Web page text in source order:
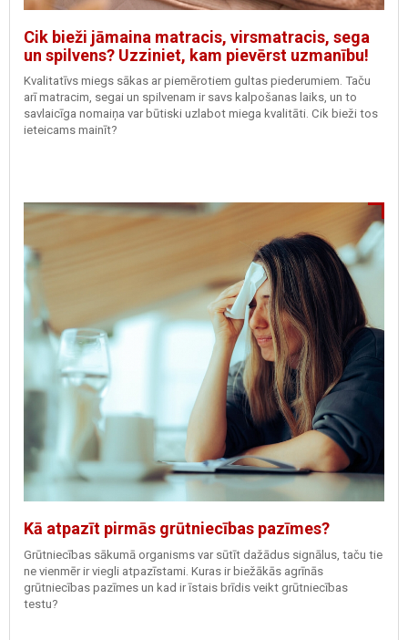
Cik bieži jāmaina matracis, virsmatracis, sega
un spilvens? Uzziniet, kam pievērst uzmanību!
Kvalitatīvs miegs sākas ar piemērotiem gultas piederumiem. Taču
arī matracim, segai un spilvenam ir savs kalpošanas laiks, un to
savlaicīga nomaiņa var būtiski uzlabot miega kvalitāti. Cik bieži tos
ieteicams mainīt?
Kā atpazīt pirmās grūtniecības pazīmes?
Grūtniecības sākumā organisms var sūtīt dažādus signālus, taču tie
ne vienmēr ir viegli atpazīstami. Kuras ir biežākās agrīnās
grūtniecības pazīmes un kad ir īstais brīdis veikt grūtniecības
testu?